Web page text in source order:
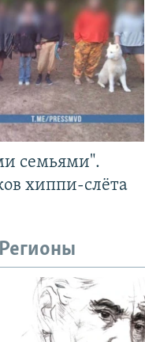
семьями".
хиппи-слёта
Регионы